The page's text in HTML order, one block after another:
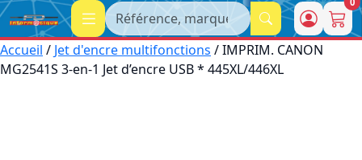
Recherche
Accueil / Jet d'encre multifonctions / IMPRIM. CANON
MG2541S 3-en-1 Jet d’encre USB * 445XL/446XL